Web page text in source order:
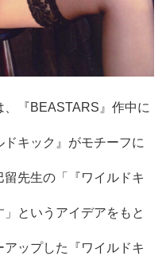
『BEASTARS』作中に
キック』がモチーフに
先生の「『ワイルドキ
というアイデアをもと
ップした『ワイルドキ